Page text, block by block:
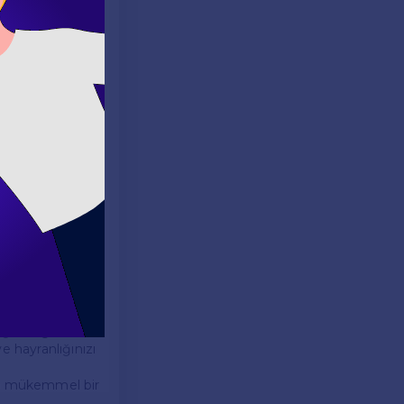
bir
için güzel
simgeler.
mükemmel bir